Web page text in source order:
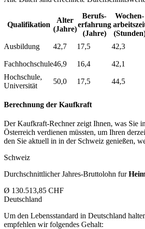
Qualifikation
Alter
(Jahre)
Berufs­
erfahrung
(Jahre)
Wochen­
Ausbildung 42,7 17,5 42,3
Fachhochschule46,9 16,4 42,1
Hochschule,
Universität
50,0 17,5 44,5
Berechnung der Kaufkraft
Der Kaufkraft-Rechner zeigt Ihnen, was Sie
Österreich verdienen müssten, um Ihren
den Sie aktuell in in der Schweiz genießen,
Schweiz
Durchschnittlicher Jahres-Bruttolohn fur
Ø 130.513,85 CHF
Deutschland
Um den Lebensstandard in Deutschland
empfehlen wir folgendes Gehalt: